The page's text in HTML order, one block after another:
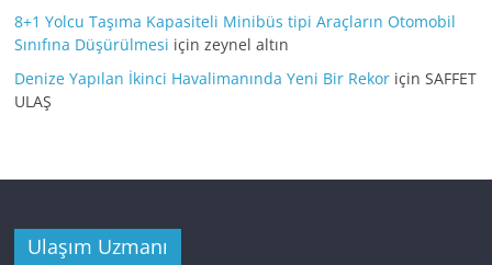
8+1 Yolcu Taşıma Kapasiteli Minibüs tipi Araçların Otomobil
Sınıfına Düşürülmesi içinzeynel altın
Denize Yapılan İkinci Havalimanında Yeni Bir Rekor içinSAFFET
ULAŞ
Ulaşım Uzmanı